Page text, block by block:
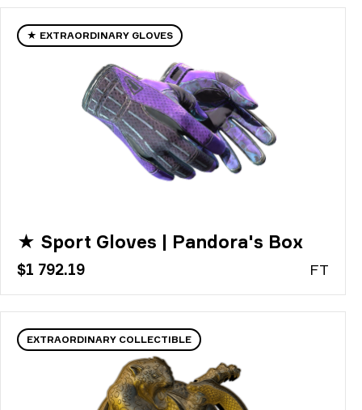
★ EXTRAORDINARY GLOVES
★ Sport Gloves | Pandora's Box
$1 792.19 FT
EXTRAORDINARY COLLECTIBLE